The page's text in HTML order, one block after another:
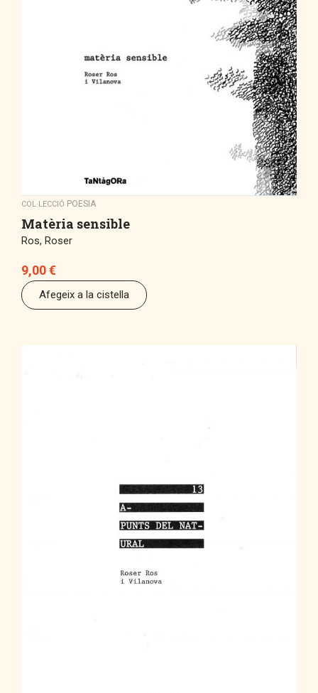
COL·LECCIÓ POESIA
Matèria sensible
Ros, Roser
9,00€
Afegeix a la cistella